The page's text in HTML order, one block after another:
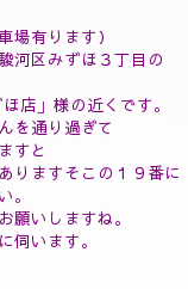
ートメント30分¥5000)
１０分¥2000)
１０分¥2000)